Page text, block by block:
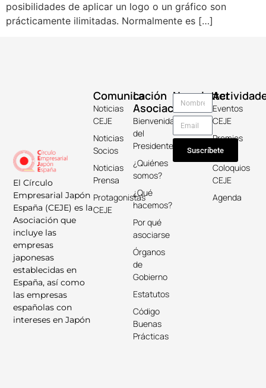
posibilidades de aplicar un logo o un gráfico son
prácticamente ilimitadas. Normalmente es […]
El Círculo
Empresarial Japón
España (CEJE) es la
Asociación que
incluye las
empresas
japonesas
establecidas en
España, así como
las empresas
españolas con
intereses en Japón
La
Asociación
Bienvenida
del
Presidente
¿Quiénes
somos?
¿Qué
hacemos?
Por qué
asociarse
Órganos
de
Gobierno
Estatutos
Código
Buenas
Prácticas
Comunicación
Noticias
CEJE
Noticias
Socios
Noticias
Prensa
Protagonistas
CEJE
Eventos
CEJE
Premios
Keicho
Coloquios
CEJE
Agenda
Newsletter
Suscríbete